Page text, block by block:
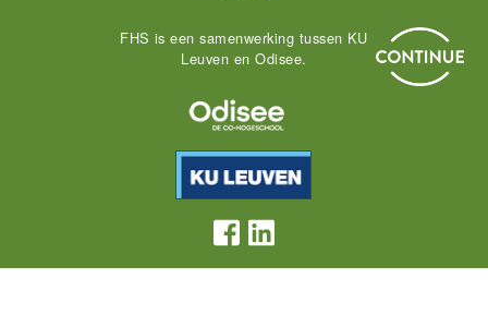
FHS is een samenwerking tussen KU
Leuven en Odisee.